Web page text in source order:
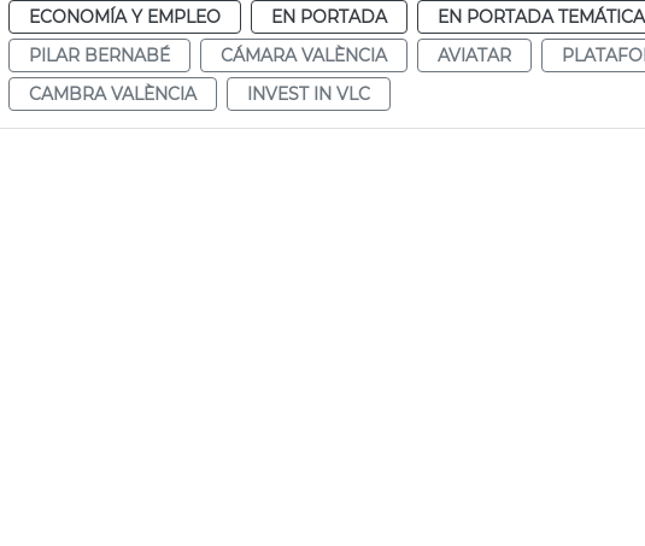
ECONOMÍA Y EMPLEO EN PORTADA EN PORTADA TEMÁTICA
PILAR BERNABÉ
CÁMARA VALÈNCIA AVIATAR
CAMBRA VALÈNCIA
INVEST IN VLC